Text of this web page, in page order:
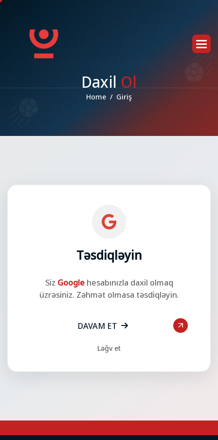
Daxil Ol
Home Giriş
Təsdiqləyin
Siz Googlehesabınızla daxil olmaq
üzrəsiniz. Zəhmət olmasa təsdiqləyin.
DAVAM ET
Ləğv et